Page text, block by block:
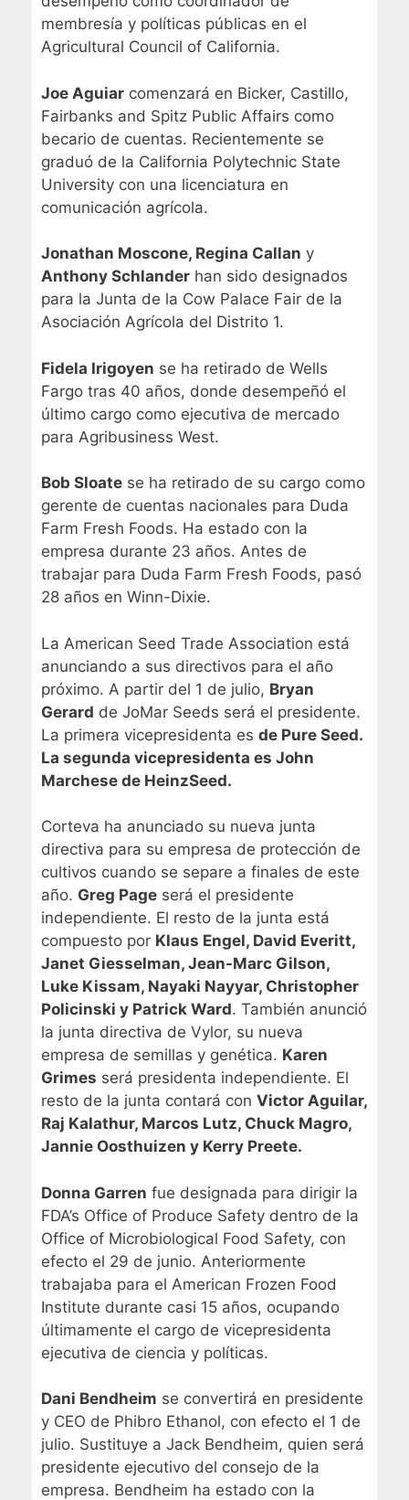
membresía y políticas públicas en el
Agricultural Council of California.
Joe Aguiar comenzará en Bicker, Castillo,
Fairbanks and Spitz Public Affairs como
becario de cuentas. Recientemente se
graduó de la California Polytechnic State
University con una licenciatura en
comunicación agrícola.
Jonathan Moscone, Regina Callan y
Anthony Schlander han sido designados
para la Junta de la Cow Palace Fair de la
Asociación Agrícola del Distrito 1.
Fidela Irigoyen se ha retirado de Wells
Fargo tras 40 años, donde desempeñó el
último cargo como ejecutiva de mercado
para Agribusiness West.
Bob Sloate se ha retirado de su cargo como
gerente de cuentas nacionales para Duda
Farm Fresh Foods. Ha estado con la
empresa durante 23 años. Antes de
trabajar para Duda Farm Fresh Foods, pasó
28 años en Winn-Dixie.
La American Seed Trade Association está
anunciando a sus directivos para el año
próximo. A partir del 1 de julio, Bryan
Gerard de JoMar Seeds será el presidente.
La primera vicepresidenta es de Pure Seed.
La segunda vicepresidenta es John
Marchese de HeinzSeed.
Corteva ha anunciado su nueva junta
directiva para su empresa de protección de
cultivos cuando se separe a finales de este
año. Greg Page será el presidente
independiente. El resto de la junta está
compuesto por Klaus Engel, David Everitt,
Janet Giesselman, Jean-Marc Gilson,
Luke Kissam, Nayaki Nayyar, Christopher
Policinski y Patrick Ward. También anunció
la junta directiva de Vylor, su nueva
empresa de semillas y genética. Karen
Grimes será presidenta independiente. El
resto de la junta contará con Victor Aguilar,
Raj Kalathur, Marcos Lutz, Chuck Magro,
Jannie Oosthuizen y Kerry Preete.
Donna Garren fue designada para dirigir la
FDA’s Office of Produce Safety dentro de la
Office of Microbiological Food Safety, con
efecto el 29 de junio. Anteriormente
trabajaba para el American Frozen Food
Institute durante casi 15 años, ocupando
últimamente el cargo de vicepresidenta
ejecutiva de ciencia y políticas.
Dani Bendheim se convertirá en presidente
y CEO de Phibro Ethanol, con efecto el 1 de
julio. Sustituye a Jack Bendheim, quien será
presidente ejecutivo del consejo de la
empresa. Bendheim ha estado con la